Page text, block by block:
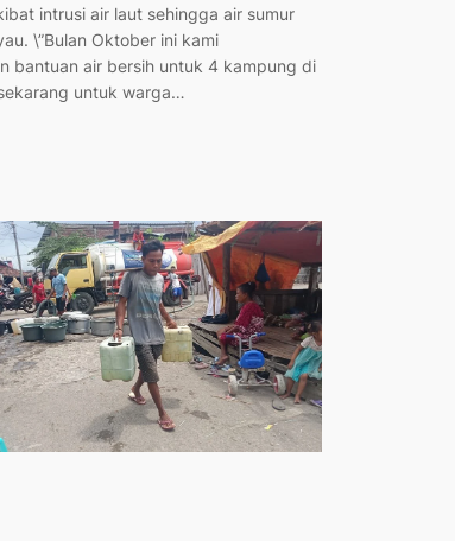
intrusi air laut sehingga air sumur
\”Bulan Oktober ini kami
bantuan air bersih untuk 4 kampung di
untuk warga…